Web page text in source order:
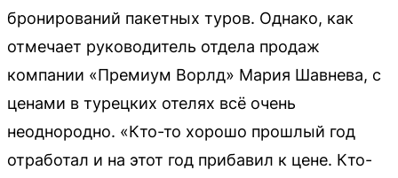
бронирований пакетных туров. Однако, как
отмечает руководитель отдела продаж
компании «Премиум Ворлд» Мария Шавнева, с
ценами в турецких отелях всё очень
неоднородно. «Кто-то хорошо прошлый год
отработал и на этот год прибавил к цене. Кто-